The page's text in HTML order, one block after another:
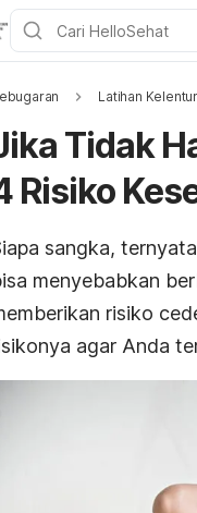
Latihan
Tidak
Risiko
sangka,
menyebabkan
risiko
agar Anda